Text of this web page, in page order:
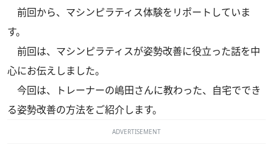
前回から、マシンピラティス体験をリポートしていま
す。
前回は、マシンピラティスが姿勢改善に役立った話を中
心にお伝えしました。
今回は、トレーナーの嶋田さんに教わった、自宅ででき
る姿勢改善の方法をご紹介します。
ADVERTISEMENT